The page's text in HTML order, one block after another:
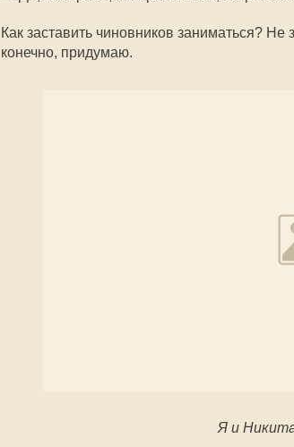
Как заставить чиновников заниматься?
конечно, придумаю.
Я и